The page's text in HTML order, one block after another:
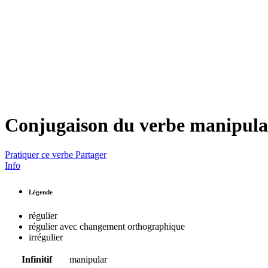
Conjugaison du verbe
Pratiquer ce verbe Partager
Info
Légende
régulier
régulier avec changement orthographique
irrégulier
Infinitif
manipular